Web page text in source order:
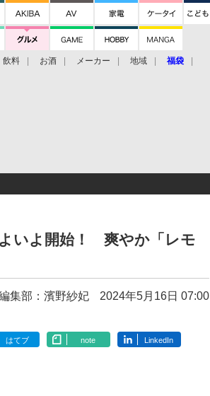
飲料 お酒 メーカー 地域 福袋
いよ開始！ 爽やか「レモ
集部：濱野紗妃 2024年5月16日 07:00
はてブ note LinkedIn